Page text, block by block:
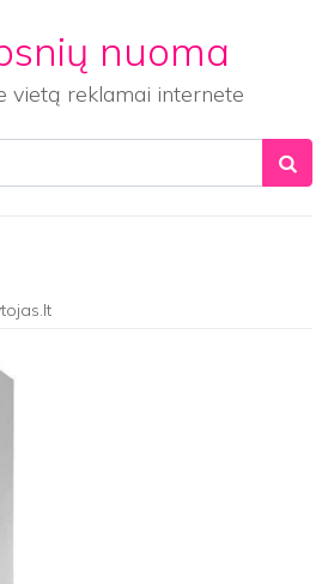
nuoma
vietą reklamai internete